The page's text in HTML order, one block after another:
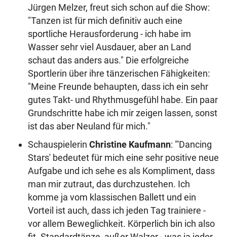
Jürgen Melzer, freut sich schon auf die Show:
"Tanzen ist für mich definitiv auch eine
sportliche Herausforderung - ich habe im
Wasser sehr viel Ausdauer, aber an Land
schaut das anders aus." Die erfolgreiche
Sportlerin über ihre tänzerischen Fähigkeiten:
"Meine Freunde behaupten, dass ich ein sehr
gutes Takt- und Rhythmusgefühl habe. Ein paar
Grundschritte habe ich mir zeigen lassen, sonst
ist das aber Neuland für mich."
Schauspielerin Christine Kaufmann: "'Dancing
Stars' bedeutet für mich eine sehr positive neue
Aufgabe und ich sehe es als Kompliment, dass
man mir zutraut, das durchzustehen. Ich
komme ja vom klassischen Ballett und ein
Vorteil ist auch, dass ich jeden Tag trainiere -
vor allem Beweglichkeit. Körperlich bin ich also